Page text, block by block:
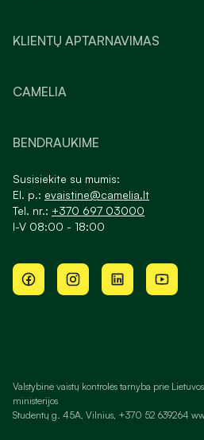
KLIENTŲ APTARNAVIMAS
CAMELIA
BENDRAUKIME
Susisiekite su mumis:
El. p.: evaistine@camelia.lt
Tel. nr.: +370 697 03000
I-V 08:00 - 18:00
Valstybinė vaistų kontrolės tarnyba prie
ministerijos
Studentų g. 45A, Vilnius, +370 52 639264